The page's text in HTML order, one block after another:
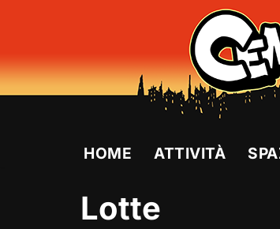
al
HOME ATTIVITÀ
Lotte